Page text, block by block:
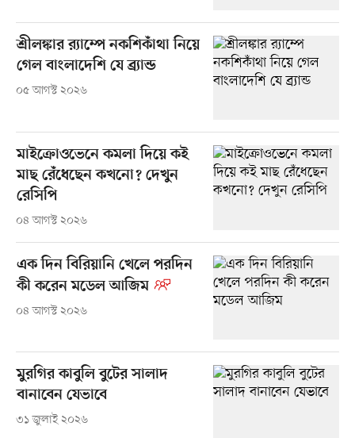
শ্রীলঙ্কার র‍্যাম্পে নকশিকাঁথা নিয়ে
গেল বাংলাদেশি যে ব্র্যান্ড
০৫ আগস্ট ২০২৬
মাইক্রোওভেনে কমলা দিয়ে কই
মাছ রেঁধেছেন কখনো? দেখুন
রেসিপি
০৪ আগস্ট ২০২৬
এক দিন বিরিয়ানি খেলে পরদিন
কী করেন মডেল আজিম
০৪ আগস্ট ২০২৬
মুরগির কাবুলি বুটের সালাদ
বানাবেন যেভাবে
৩১ জুলাই ২০২৬